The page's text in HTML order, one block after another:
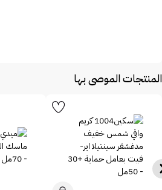
المنتجات الموصى بها